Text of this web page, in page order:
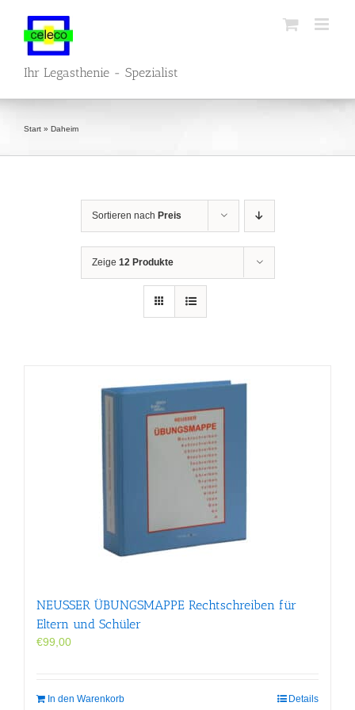
springen
Ihr Legasthenie - Spezialist
Start » Daheim
Sortieren nach Preis
Zeige 12 Produkte
NEUSSER ÜBUNGS­MAPPE Rechtschreiben für
Eltern und Schüler
€99,00
In den Warenkorb Details